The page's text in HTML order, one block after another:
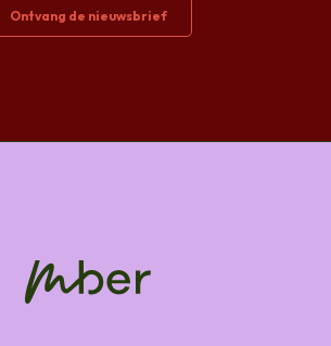
Ontvang de nieuwsbrief